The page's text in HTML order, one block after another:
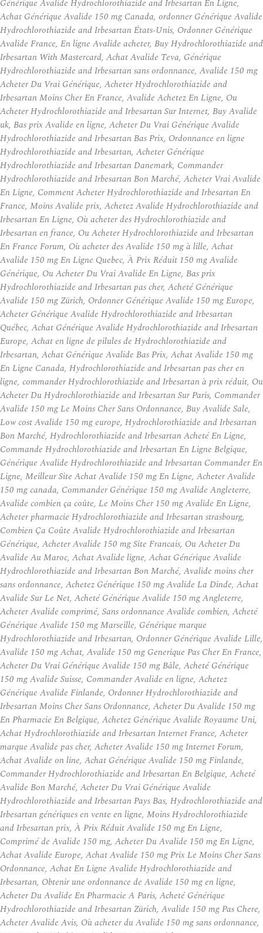
Générique Avalide Hydrochlorothiazide and Irbesartan En Ligne,
Achat Générique Avalide 150 mg Canada, ordonner Générique Avalide
Hydrochlorothiazide and Irbesartan États-Unis, Ordonner Générique
Avalide France, En ligne Avalide acheter, Buy Hydrochlorothiazide and
Irbesartan With Mastercard, Achat Avalide Teva, Générique
Hydrochlorothiazide and Irbesartan sans ordonnance, Avalide 150 mg
Acheter Du Vrai Générique, Acheter Hydrochlorothiazide and
Irbesartan Moins Cher En France, Avalide Achetez En Ligne, Ou
Acheter Hydrochlorothiazide and Irbesartan Sur Internet, Buy Avalide
uk, Bas prix Avalide en ligne, Acheter Du Vrai Générique Avalide
Hydrochlorothiazide and Irbesartan Bas Prix, Ordonnance en ligne
Hydrochlorothiazide and Irbesartan, Acheter Générique
Hydrochlorothiazide and Irbesartan Danemark, Commander
Hydrochlorothiazide and Irbesartan Bon Marché, Acheter Vrai Avalide
En Ligne, Comment Acheter Hydrochlorothiazide and Irbesartan En
France, Moins Avalide prix, Achetez Avalide Hydrochlorothiazide and
Irbesartan En Ligne, Où acheter des Hydrochlorothiazide and
Irbesartan en france, Ou Acheter Hydrochlorothiazide and Irbesartan
En France Forum, Où acheter des Avalide 150 mg à lille, Achat
Avalide 150 mg En Ligne Quebec, À Prix Réduit 150 mg Avalide
Générique, Ou Acheter Du Vrai Avalide En Ligne, Bas prix
Hydrochlorothiazide and Irbesartan pas cher, Acheté Générique
Avalide 150 mg Zürich, Ordonner Générique Avalide 150 mg Europe,
Acheter Générique Avalide Hydrochlorothiazide and Irbesartan
Québec, Achat Générique Avalide Hydrochlorothiazide and Irbesartan
Europe, Achat en ligne de pilules de Hydrochlorothiazide and
Irbesartan, Achat Générique Avalide Bas Prix, Achat Avalide 150 mg
En Ligne Canada, Hydrochlorothiazide and Irbesartan pas cher en
ligne, commander Hydrochlorothiazide and Irbesartan à prix réduit, Ou
Acheter Du Hydrochlorothiazide and Irbesartan Sur Paris, Commander
Avalide 150 mg Le Moins Cher Sans Ordonnance, Buy Avalide Sale,
Low cost Avalide 150 mg europe, Hydrochlorothiazide and Irbesartan
Bon Marché, Hydrochlorothiazide and Irbesartan Acheté En Ligne,
Commande Hydrochlorothiazide and Irbesartan En Ligne Belgique,
Générique Avalide Hydrochlorothiazide and Irbesartan Commander En
Ligne, Meilleur Site Achat Avalide 150 mg En Ligne, Acheter Avalide
150 mg canada, Commander Générique 150 mg Avalide Angleterre,
Avalide combien ça coûte, Le Moins Cher 150 mg Avalide En Ligne,
Acheter pharmacie Hydrochlorothiazide and Irbesartan strasbourg,
Combien Ça Coûte Avalide Hydrochlorothiazide and Irbesartan
Générique, Acheter Avalide 150 mg Site Francais, Ou Acheter Du
Avalide Au Maroc, Achat Avalide ligne, Achat Générique Avalide
Hydrochlorothiazide and Irbesartan Bon Marché, Avalide moins cher
sans ordonnance, Achetez Générique 150 mg Avalide La Dinde, Achat
Avalide Sur Le Net, Acheté Générique Avalide 150 mg Angleterre,
Acheter Avalide comprimé, Sans ordonnance Avalide combien, Acheté
Générique Avalide 150 mg Marseille, Générique marque
Hydrochlorothiazide and Irbesartan, Ordonner Générique Avalide Lille,
Avalide 150 mg Achat, Avalide 150 mg Generique Pas Cher En France,
Acheter Du Vrai Générique Avalide 150 mg Bâle, Acheté Générique
150 mg Avalide Suisse, Commander Avalide en ligne, Achetez
Générique Avalide Finlande, Ordonner Hydrochlorothiazide and
Irbesartan Moins Cher Sans Ordonnance, Acheter Du Avalide 150 mg
En Pharmacie En Belgique, Achetez Générique Avalide Royaume Uni,
Achat Hydrochlorothiazide and Irbesartan Internet France, Acheter
marque Avalide pas cher, Acheter Avalide 150 mg Internet Forum,
Achat Avalide on line, Achat Générique Avalide 150 mg Finlande,
Commander Hydrochlorothiazide and Irbesartan En Belgique, Acheté
Avalide Bon Marché, Acheter Du Vrai Générique Avalide
Hydrochlorothiazide and Irbesartan Pays Bas, Hydrochlorothiazide and
Irbesartan génériques en vente en ligne, Moins Hydrochlorothiazide
and Irbesartan prix, À Prix Réduit Avalide 150 mg En Ligne,
Comprimé de Avalide 150 mg, Acheter Du Avalide 150 mg En Ligne,
Achat Avalide Europe, Achat Avalide 150 mg Prix Le Moins Cher Sans
Ordonnance, Achat En Ligne Avalide Hydrochlorothiazide and
Irbesartan, Obtenir une ordonnance de Avalide 150 mg en ligne,
Acheter Du Avalide En Pharmacie A Paris, Acheté Générique
Hydrochlorothiazide and Irbesartan Zürich, Avalide 150 mg Pas Chere,
Acheter Avalide Avis, Où acheter du Avalide 150 mg sans ordonnance,